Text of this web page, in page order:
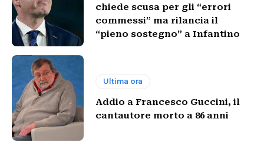
chiede scusa per gli “errori
commessi” ma rilancia il
“pieno sostegno” a Infantino
Ultima ora
Addio a Francesco Guccini, il
cantautore morto a 86 anni